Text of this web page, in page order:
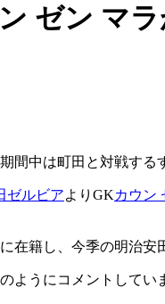
ゼン マラ
間中は町田と対戦す
ゼルビアよりGKカウン
在籍し、今季の明治
ようにコメントしてい